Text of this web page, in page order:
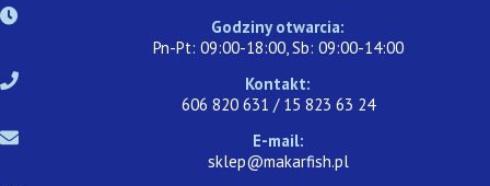
Godziny otwarcia:
Pn-Pt: 09:00-18:00, Sb: 09:00-14:00
Kontakt:
606 820 631 / 15 823 63 24
E-mail:
sklep@makarfish.pl